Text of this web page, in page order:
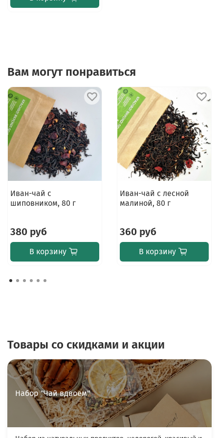
Вам могут понравиться
Иван-чай с
шиповником, 80 г
380 руб
В корзину
Иван-чай с лесной
малиной, 80 г
360 руб
В корзину
Товары со скидками и акции
Набор "Чай вдвоем"